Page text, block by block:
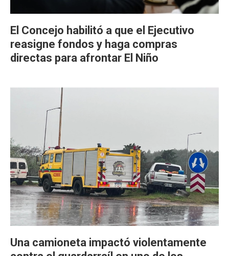
El Concejo habilitó a que el Ejecutivo
reasigne fondos y haga compras
directas para afrontar El Niño
Una camioneta impactó violentamente